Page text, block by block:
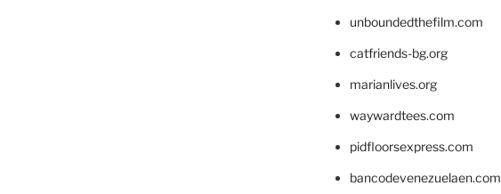
unboundedthefilm.com
catfriends-bg.org
marianlives.org
waywardtees.com
pidfloorsexpress.com
bancodevenezuelaen.com